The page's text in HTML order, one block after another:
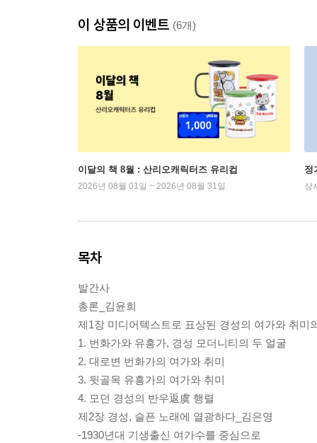
이 상품의 이벤트 (6개)
이달의 책 8월 : 산리오캐릭터즈 유리컵
2026년 08월 01일 ~ 2026년 08월 31일
정
상
목차
발간사
총론_김윤희
제1장 미디어텍스트로 표상된 경성의 여가와 취미
1. 번화가와 유흥가, 경성 모더니티의 두 얼굴
2. 대로변 번화가의 여가와 취미
3. 뒷골목 유흥가의 여가와 취미
4. 모던 경성의 반우返虞 행렬
제2장 경성, 슬픈 노래에 열광하다_김은영
-1930년대 기생출신 여가수를 중심으로